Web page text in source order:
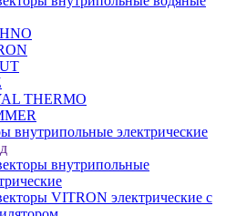
THERMO
внутрипольные электрические
внутрипольные
VITRON электрические с